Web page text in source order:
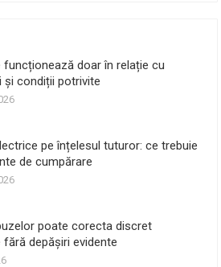
funcționează doar în relație cu
și condiții potrivite
pe înțelesul tuturor: ce trebuie
de cumpărare
poate corecta discret
fără depășiri evidente